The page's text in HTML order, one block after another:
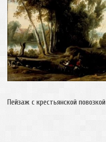
Пейзаж с крестьянской повозкой